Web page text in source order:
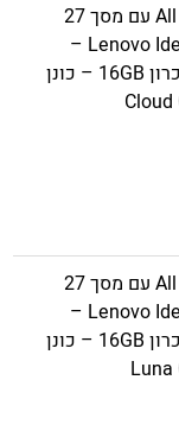
מחשב לנובו All in One עם מסך 27
אינץ Lenovo IdeaCentre AIO i –
מעבד i3-1315U – זכרון 16GB – כונן
מחשב לנובו All in One עם מסך 27
אינץ Lenovo IdeaCentre AIO i –
מעבד i3-1315U – זכרון 16GB – כונן